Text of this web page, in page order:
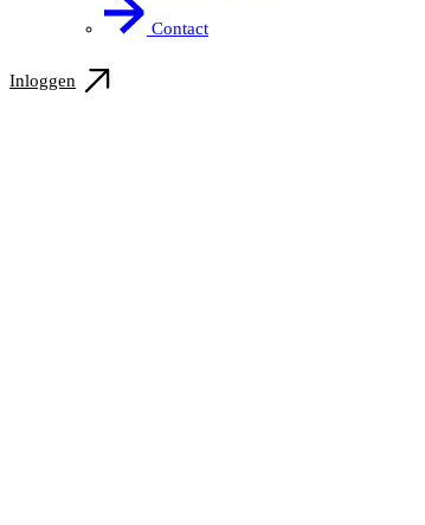
Contact
Inloggen